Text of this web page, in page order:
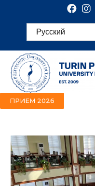
ПРИЕМ 2026